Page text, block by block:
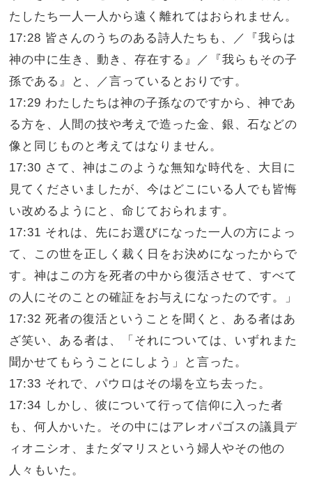
たしたち一人一人から遠く離れてはおられません。
17:28 皆さんのうちのある詩人たちも、／『我らは
神の中に生き、動き、存在する』／『我らもその子
孫である』と、／言っているとおりです。
17:29 わたしたちは神の子孫なのですから、神であ
る方を、人間の技や考えで造った金、銀、石などの
像と同じものと考えてはなりません。
17:30 さて、神はこのような無知な時代を、大目に
見てくださいましたが、今はどこにいる人でも皆悔
い改めるようにと、命じておられます。
17:31 それは、先にお選びになった一人の方によっ
て、この世を正しく裁く日をお決めになったからで
す。神はこの方を死者の中から復活させて、すべて
の人にそのことの確証をお与えになったのです。」
17:32 死者の復活ということを聞くと、ある者はあ
ざ笑い、ある者は、「それについては、いずれまた
聞かせてもらうことにしよう」と言った。
17:33 それで、パウロはその場を立ち去った。
17:34 しかし、彼について行って信仰に入った者
も、何人かいた。その中にはアレオパゴスの議員デ
ィオニシオ、またダマリスという婦人やその他の
人々もいた。